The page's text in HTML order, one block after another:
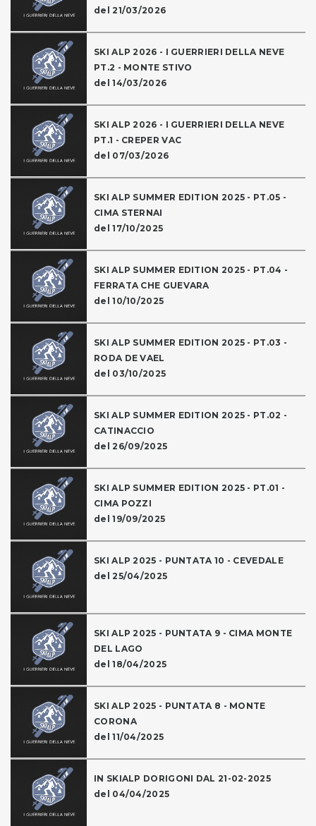
del 21/03/2026
SKI ALP 2026 - I GUERRIERI DELLA NEVE
PT.2 - MONTE STIVO
del 14/03/2026
SKI ALP 2026 - I GUERRIERI DELLA NEVE
PT.1 - CREPER VAC
del 07/03/2026
SKI ALP SUMMER EDITION 2025 - PT.05 -
CIMA STERNAI
del 17/10/2025
SKI ALP SUMMER EDITION 2025 - PT.04 -
FERRATA CHE GUEVARA
del 10/10/2025
SKI ALP SUMMER EDITION 2025 - PT.03 -
RODA DE VAEL
del 03/10/2025
SKI ALP SUMMER EDITION 2025 - PT.02 -
CATINACCIO
del 26/09/2025
SKI ALP SUMMER EDITION 2025 - PT.01 -
CIMA POZZI
del 19/09/2025
SKI ALP 2025 - PUNTATA 10 - CEVEDALE
del 25/04/2025
SKI ALP 2025 - PUNTATA 9 - CIMA MONTE
DEL LAGO
del 18/04/2025
SKI ALP 2025 - PUNTATA 8 - MONTE
CORONA
del 11/04/2025
IN SKIALP DORIGONI DAL 21-02-2025
del 04/04/2025